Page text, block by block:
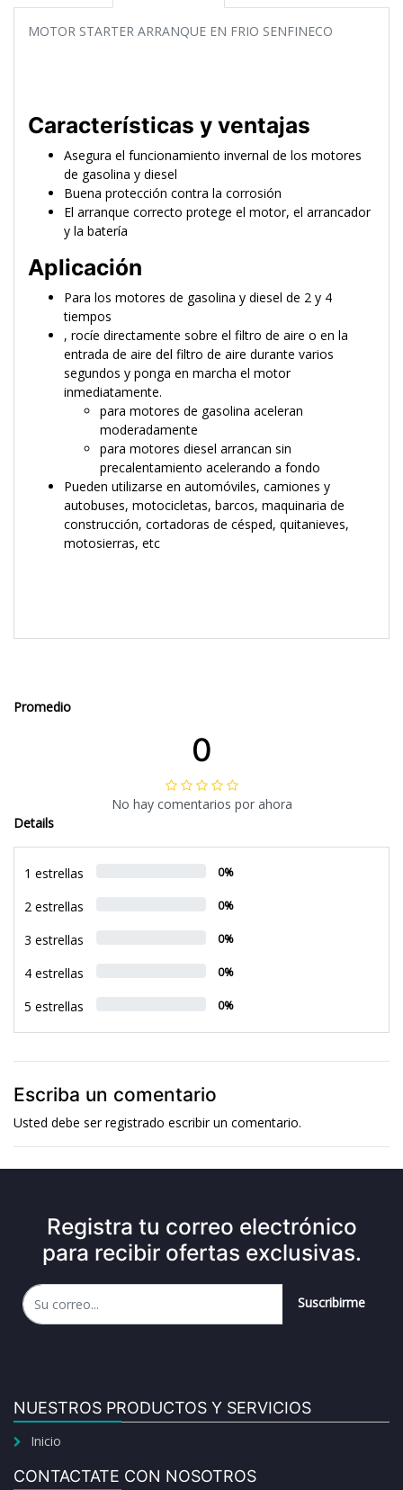
MOTOR STARTER ARRANQUE EN FRIO SENFINECO
Características y ventajas
Asegura el funcionamiento invernal de los motores
de gasolina y diesel
Buena protección contra la corrosión
El arranque correcto protege el motor, el arrancador
y la batería
Aplicación
Para los motores de gasolina y diesel de 2 y 4
tiempos
, rocíe directamente sobre el filtro de aire o en la
entrada de aire del filtro de aire durante varios
segundos y ponga en marcha el motor
inmediatamente.
para motores de gasolina aceleran
moderadamente
para motores diesel arrancan sin
precalentamiento acelerando a fondo
Pueden utilizarse en automóviles, camiones y
autobuses, motocicletas, barcos, maquinaria de
construcción, cortadoras de césped, quitanieves,
motosierras, etc
Promedio
0
No hay comentarios por ahora
Details
1 estrellas 0%
2 estrellas 0%
3 estrellas 0%
4 estrellas 0%
5 estrellas 0%
Escriba un comentario
Usted debe serregistrado escribir un comentario.
Registra tu correo electrónico
para recibir ofertas exclusivas.
Suscribirme
NUESTROS PRODUCTOS Y SERVICIOS
Inicio
CONTACTATE CON NOSOTROS